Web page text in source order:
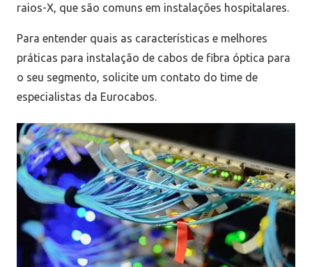
raios-X, que são comuns em instalações hospitalares.
Para entender quais as características e melhores
práticas para instalação de cabos de fibra óptica para
o seu segmento, solicite um contato do time de
especialistas da Eurocabos.